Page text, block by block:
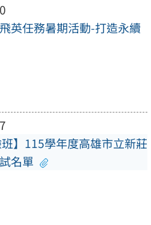
英任務暑期活動-打造永續
班】115學年度高雄市立新莊
名單